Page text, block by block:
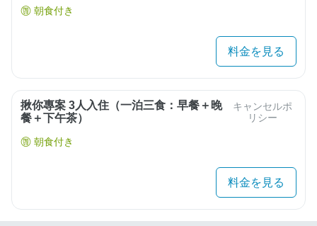
朝食付き
料金を見る
揪你專案 3人入住（一泊三食：早餐＋晚
餐＋下午茶）
キャンセルポ
リシー
朝食付き
料金を見る